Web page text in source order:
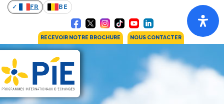
FR BE
RECEVOIR NOTRE BROCHURE NOUS CONTACTER